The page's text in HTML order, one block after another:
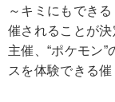
～キミにもでき
催されることが
主催、“ポケモン
スを体験できる催